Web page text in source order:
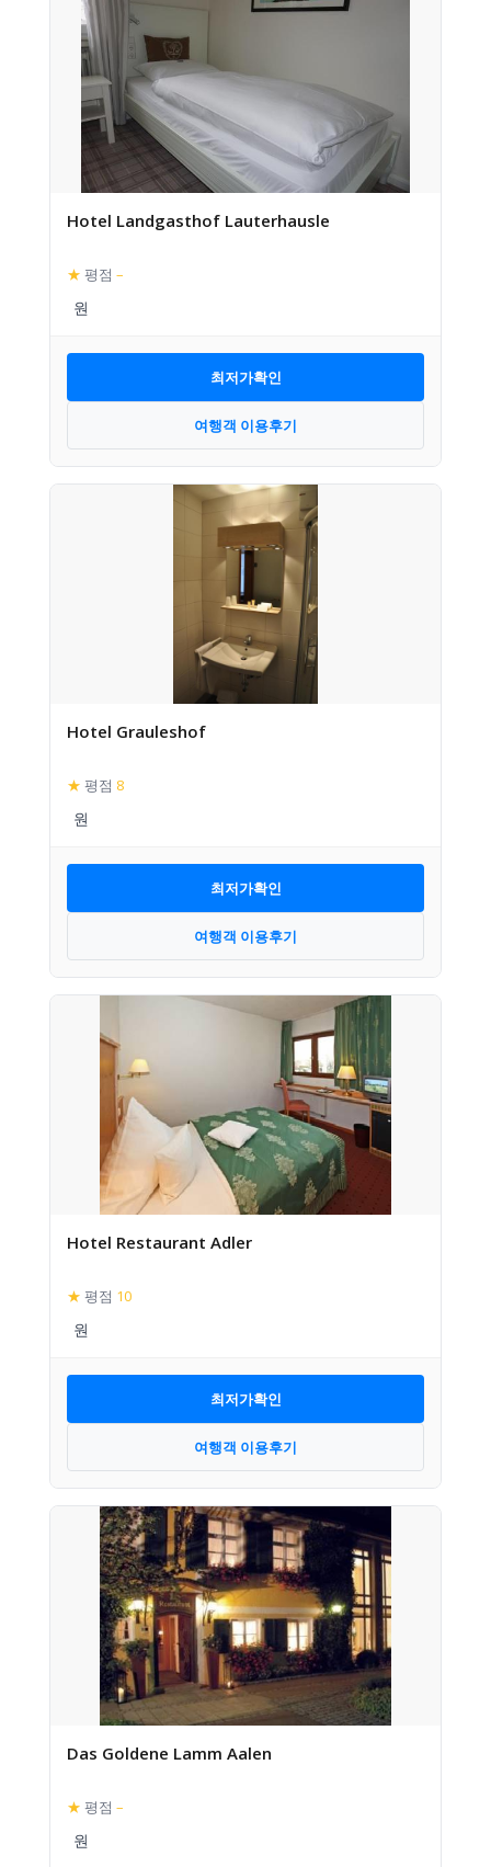
Hotel Landgasthof Lauterhausle
★ 평점 –
최저가확인
여행객 이용후기
Hotel Grauleshof
★ 평점 8
최저가확인
여행객 이용후기
Hotel Restaurant Adler
★ 평점 10
최저가확인
여행객 이용후기
Das Goldene Lamm Aalen
★ 평점 –